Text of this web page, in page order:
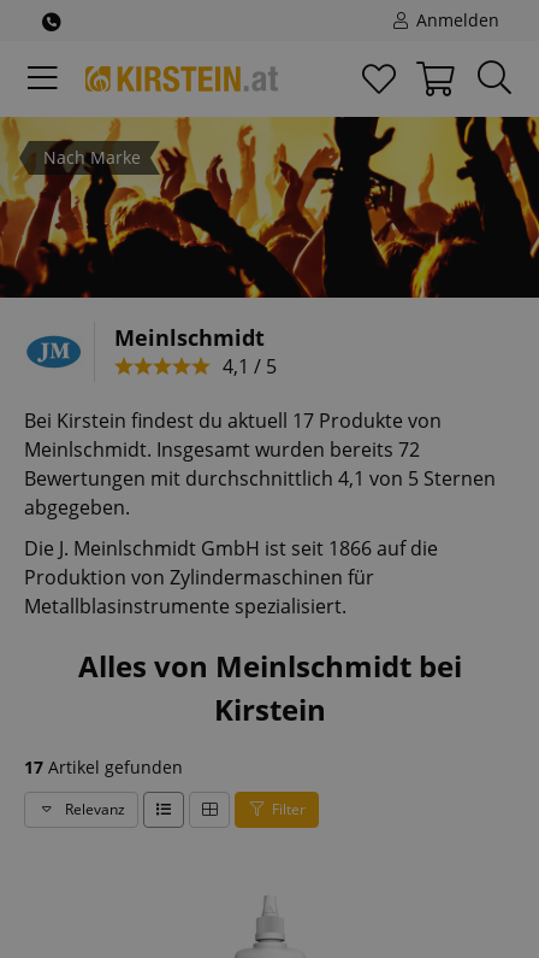
Anmelden
Nach Marke
Meinlschmidt
4,1 / 5
Bei Kirstein findest du aktuell 17 Produkte von
Meinlschmidt. Insgesamt wurden bereits 72
Bewertungen mit durchschnittlich 4,1 von 5 Sternen
abgegeben.
Die J. Meinlschmidt GmbH ist seit 1866 auf die
Produktion von Zylindermaschinen für
Metallblasinstrumente spezialisiert.
Alles von Meinlschmidt bei
Kirstein
17 Artikel gefunden
Relevanz Filter